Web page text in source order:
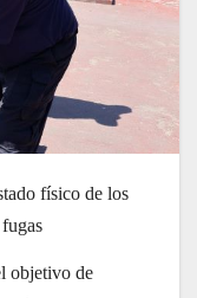
físico de los
objetivo de